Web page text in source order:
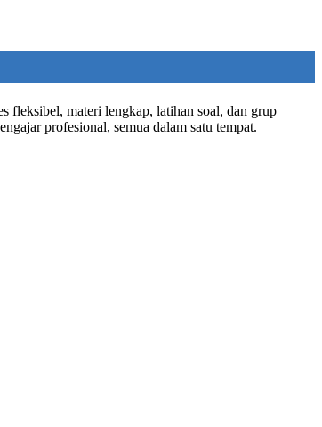
fleksibel, materi lengkap, latihan soal, dan grup
profesional, semua dalam satu tempat.